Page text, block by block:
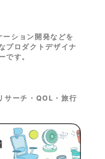
ション開発などを
プロダクトデザイナ
です。
ーチ・QOL・旅行